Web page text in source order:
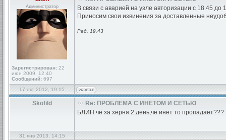
Администратор
Зарегистрирован: 22
июн 2009, 12:40
Сообщений: 697
В связи с аварией на узле авторизации с 18.45 до
Приносим свои извинения за доставленные
Ред. 19.43
17 окт 2012, 19:15
Skofild
Re: ПРОБЛЕМА С ИНЕТОМ И СЕТЬЮ
БЛИН чё за херня 2 день,чё инет то пропадает???
31 янв 2013, 14:15